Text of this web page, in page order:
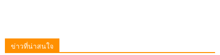
ข่าวที่น่าสนใจ